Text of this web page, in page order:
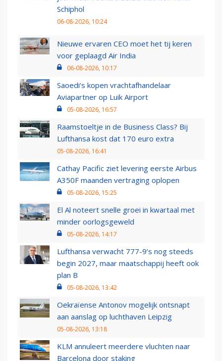
Schiphol
06-08-2026, 10:24
Nieuwe ervaren CEO moet het tij keren
voor geplaagd Air India
06-08-2026, 10:17
Saoedi’s kopen vrachtafhandelaar
Aviapartner op Luik Airport
05-08-2026, 16:57
Raamstoeltje in de Business Class? Bij
Lufthansa kost dat 170 euro extra
05-08-2026, 16:41
Cathay Pacific ziet levering eerste Airbus
A350F maanden vertraging oplopen
05-08-2026, 15:25
El Al noteert snelle groei in kwartaal met
minder oorlogsgeweld
05-08-2026, 14:17
Lufthansa verwacht 777-9’s nog steeds
begin 2027, maar maatschappij heeft ook
plan B
05-08-2026, 13:42
Oekraïense Antonov mogelijk ontsnapt
aan aanslag op luchthaven Leipzig
05-08-2026, 13:18
KLM annuleert meerdere vluchten naar
Barcelona door staking